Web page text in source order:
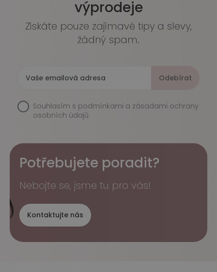
výprodeje
Získáte pouze zajímavé tipy a slevy,
žádný spam.
Odebírat
Souhlasím s podmínkami a zásadami ochrany
osobních údajů.
Potřebujete poradit?
Nebojte se, jsme tu pro vás!
Kontaktujte nás